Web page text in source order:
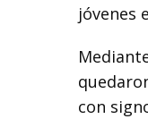
jóvenes
con